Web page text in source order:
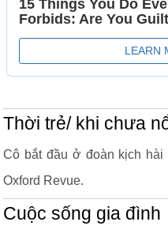
Thời trẻ/ khi chưa
Cô bắt đầu ở đoàn kịch hài
Oxford Revue.
Cuộc sống gia đình